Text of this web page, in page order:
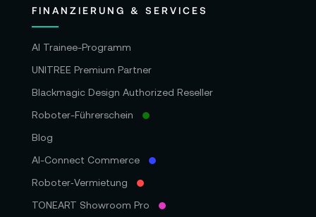
FINANZIERUNG & SERVICES
AI Trainee-Programm
UNITREE Premium Partner
Blackmagic Design Authorized Reseller
Roboter-Führerschein
Blog
AI-Connect Commerce
Roboter‑Vermietung
TONEART Showroom Pro